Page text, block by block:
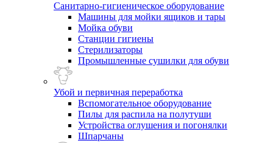
Санитарно-гигиеническое оборудование
Машины для мойки ящиков и тары
Мойка обуви
Станции гигиены
Стерилизаторы
Промышленные сушилки для обуви
Убой и первичная переработка
Вспомогательное оборудование
Пилы для распила на полутуши
Устройства оглушения и погонялки
Шпарчаны